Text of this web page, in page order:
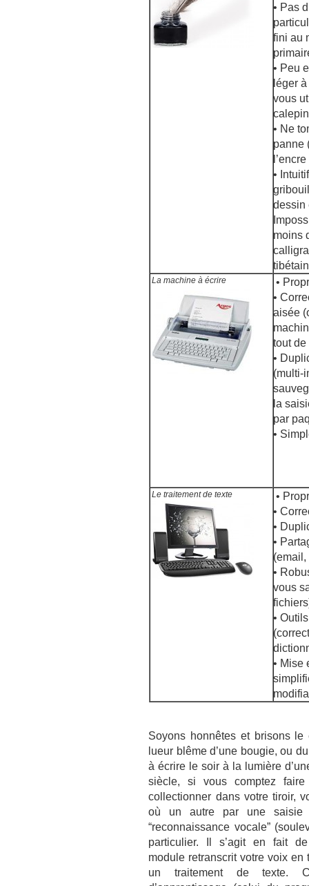
• Pas
fini au
• Peu
léger
vous
• Ne
panne
•
dessin
moins
La machine à écrire
•
•
aisée
tout
•
(multi-
la
par
•
Le traitement de texte
•
•
•
•
(email,
•
vous
•
• Mise
Soyons honnêtes et brisons
lueur blême d’une bougie, ou
à écrire le soir à la lumière
siècle, si vous comptez
collectionner dans votre tiroir,
où un autre par une
“reconnaissance vocale”
particulier. Il s’agit en fait
module retranscrit votre voix
un traitement de texte.